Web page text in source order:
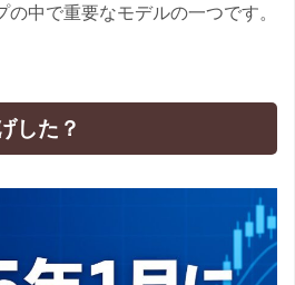
中で重要なモデルの一つです。
した？